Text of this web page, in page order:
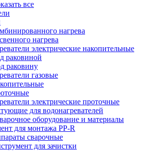
все
нагрева
нагрева
электрические накопительные
раковиной
раковину
газовые
электрические проточные
для водонагревателей
оборудование и материалы
для монтажа PP-R
сварочные
для зачистки